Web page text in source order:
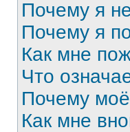
Почему я
Почему я
Как мне
Что
Почему
Как мне